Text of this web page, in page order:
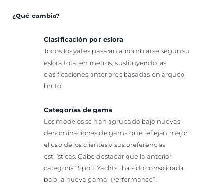
¿Qué cambia?
Clasificación por eslora
Todos los yates pasarán a nombrarse según su
eslora total en metros, sustituyendo las
clasificaciones anteriores basadas en arqueo
bruto.
Categorías de gama
Los modelos se han agrupado bajo nuevas
denominaciones de gama que reflejan mejor
el uso de los clientes y sus preferencias
estilísticas. Cabe destacar que la anterior
categoría “Sport Yachts” ha sido consolidada
bajo la nueva gama “Performance”.